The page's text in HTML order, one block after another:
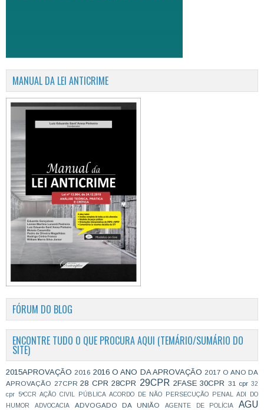
MANUAL DA LEI ANTICRIME
FÓRUM DO BLOG
ENCONTRE TUDO O QUE PROCURA AQUI (TEMÁRIO/SUMÁRIO DO
SITE)
2015APROVAÇÃO 2016 2016 O ANO DA APROVAÇÃO 2017 O ANO DA
APROVAÇÃO 27CPR 28 CPR 28CPR 29CPR 2FASE 30CPR 31 cpr 32
cpr
5ªCCR AÇÃO CIVIL PÚBLICA ACORDO DE NÃO PERSECUÇÃO PENAL
ADI DO
HUMOR
ADVOCACIA ADVOGADO DA UNIÃO AGENTE DE POLÍCIA AGU